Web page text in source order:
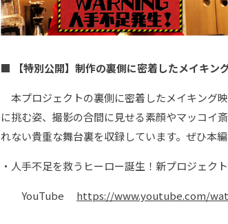
■ 【特別公開】制作の裏側に密着したメイキン
本プロジェクトの裏側に密着したメイキング
に挑む姿、撮影の合間に見せる素顔やマッコイ
れない貴重な舞台裏を収録しています。ぜひ本
・人手不足を救うヒーロー誕生！新プロジェク
YouTube https://www.youtube.com/